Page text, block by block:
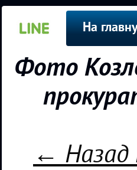
На
Фото
← Назад